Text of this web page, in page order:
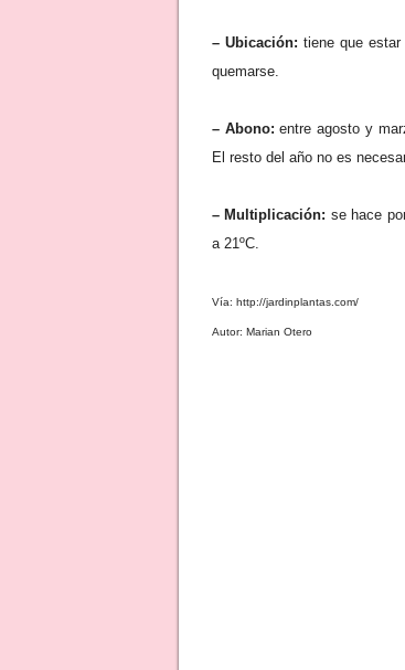
– Ubicación: tiene que
quemarse.
– Abono: entre agosto y
El resto del año no es
– Multiplicación: se hace
a 21ºC.
Vía: http://jardinplantas.com/
Autor: Marian Otero